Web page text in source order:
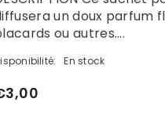
un doux parfum
ou autres....
En stock